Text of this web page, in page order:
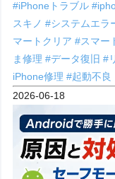
#iPhoneトラブル
スキノ#システムエラ
マートクリア#スマー
ま修理#データ復旧#
iPhone修理#起動不良
2026-06-18